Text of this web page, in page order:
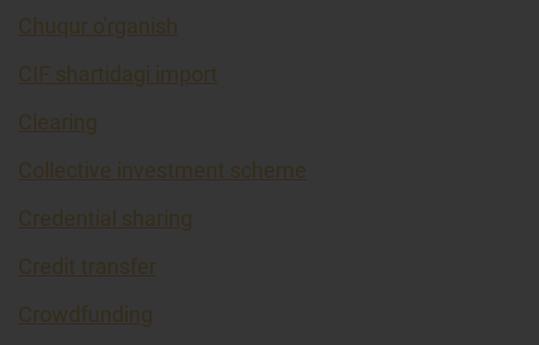
Chuqur o'rganish
CIF shartidagi import
Clearing
Collective investment scheme
Credential sharing
Credit transfer
Crowdfunding